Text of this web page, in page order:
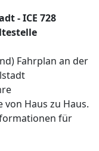
- ICE 728
Fahrplan an der
Haus zu Haus.
für